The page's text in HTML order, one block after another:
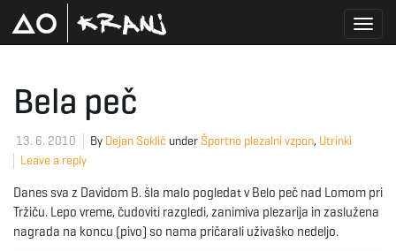
Bela peč
13. 6. 2010 By Dejan Soklič under Športno plezalni vzpon, Utrinki
Leave a reply
Danes sva z Davidom B. šla malo pogledat v Belo peč nad Lomom pri
Tržiču. Lepo vreme, čudoviti razgledi, zanimiva plezarija in zaslužena
nagrada na koncu (pivo) so nama pričarali uživaško nedeljo.